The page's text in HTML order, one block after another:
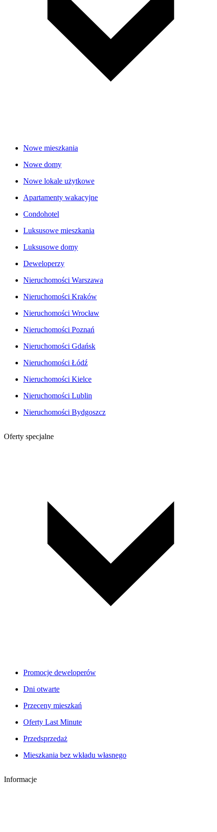
Nowe mieszkania
Nowe domy
Nowe lokale użytkowe
Apartamenty wakacyjne
Condohotel
Luksusowe mieszkania
Luksusowe domy
Deweloperzy
Nieruchomości Warszawa
Nieruchomości Kraków
Nieruchomości Wrocław
Nieruchomości Poznań
Nieruchomości Gdańsk
Nieruchomości Łódź
Nieruchomości Kielce
Nieruchomości Lublin
Nieruchomości Bydgoszcz
Oferty specjalne
Promocje deweloperów
Dni otwarte
Przeceny mieszkań
Oferty Last Minute
Przedsprzedaż
Mieszkania bez wkładu własnego
Informacje